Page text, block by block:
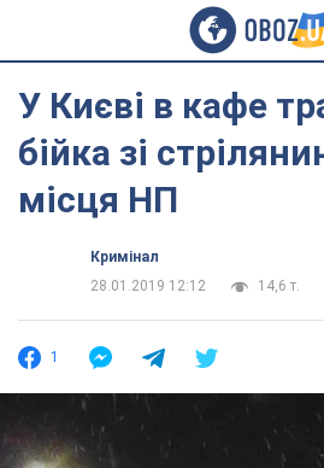
У Києві в кафе
бійка зі
місця НП
Кримінал
28.01.2019 12:12
14,6 т.
1